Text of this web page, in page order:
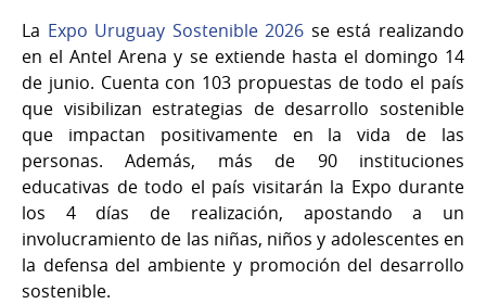
La Expo Uruguay Sostenible 2026 se está realizando
en el Antel Arena y se extiende hasta el domingo 14
de junio. Cuenta con 103 propuestas de todo el país
que visibilizan estrategias de desarrollo sostenible
que impactan positivamente en la vida de las
personas. Además, más de 90 instituciones
educativas de todo el país visitarán la Expo durante
los 4 días de realización, apostando a un
involucramiento de las niñas, niños y adolescentes en
la defensa del ambiente y promoción del desarrollo
sostenible.